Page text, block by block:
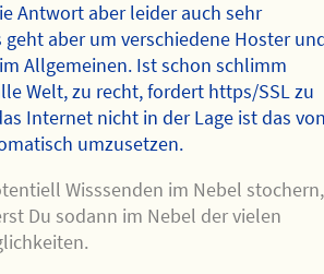
Antwort aber leider auch sehr
geht aber um verschiedene Hoster
Allgemeinen. Ist schon schlimm
Welt, zu recht, fordert https/SSL zu
Internet nicht in der Lage ist das
umzusetzen.
Wisssenden im Nebel stochern,
Du sodann im Nebel der vielen